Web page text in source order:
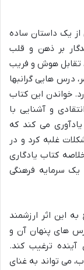
از یک داستان ساده
بر ذهن و قلب
تقابل هوش و فریب
درس هایی گرانبها
خواندن این کتاب
و آشنایی با
می کند که
غلبه کرد و در
کتاب یادگاری
یک سرمایه فرهنگی
این اثر ارزشمند
های پنهان آن و
ترغیب کند.
می تواند به غنای